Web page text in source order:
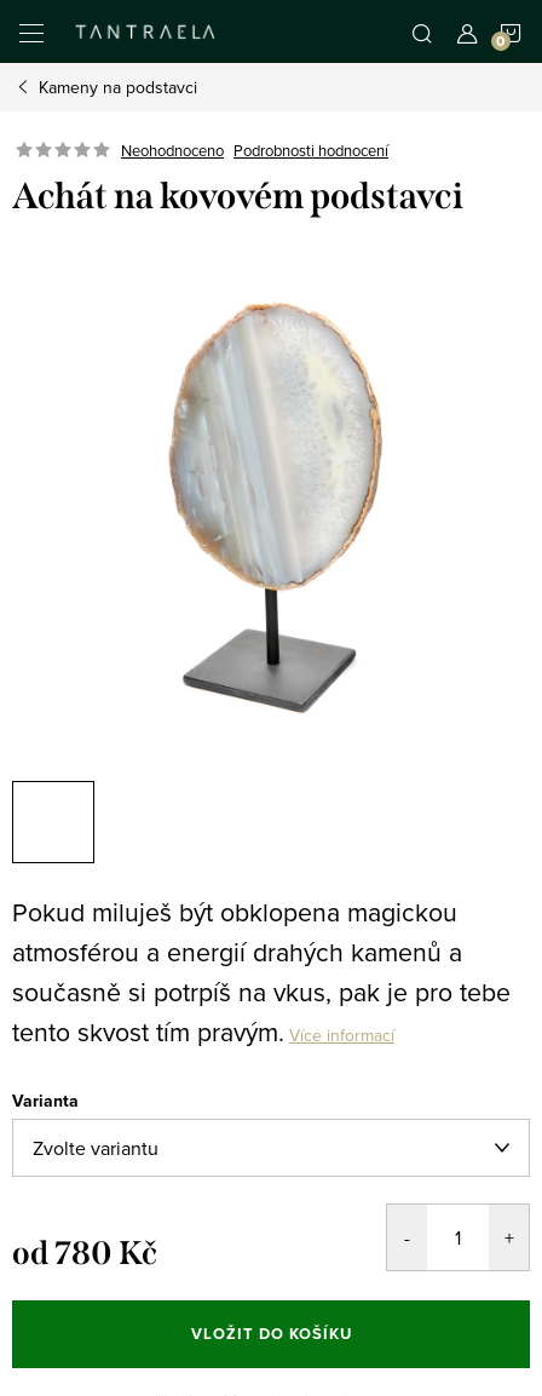
obsah
Kameny na podstavci
Neohodnoceno Podrobnosti hodnocení
Achát na kovovém podstavci
Pokud miluješ být obklopena magickou
atmosférou a energií drahých kamenů a
současně si potrpíš na vkus, pak je pro tebe
tento skvost tím pravým. Více informací
Varianta
od780 Kč
cena:
VLOŽIT DO KOŠÍKU